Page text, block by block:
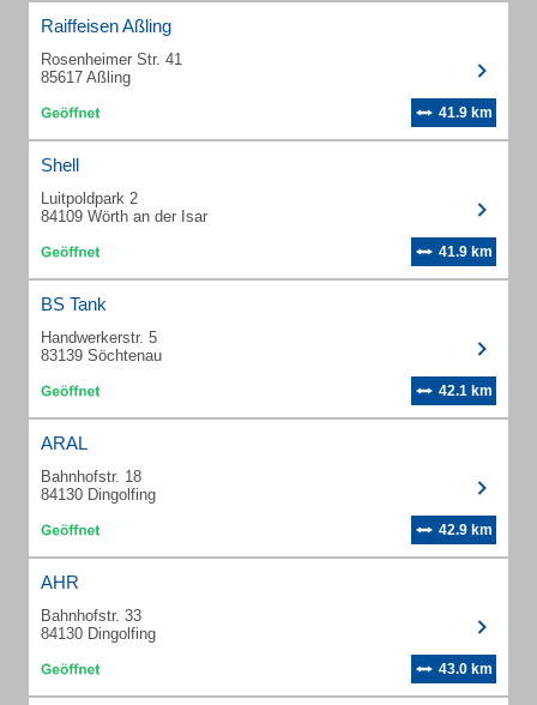
Raiffeisen Aßling
Rosenheimer Str. 41
85617 Aßling
41.9 km
Shell
Luitpoldpark 2
84109 Wörth an der Isar
41.9 km
BS Tank
Handwerkerstr. 5
83139 Söchtenau
42.1 km
ARAL
Bahnhofstr. 18
84130 Dingolfing
42.9 km
AHR
Bahnhofstr. 33
84130 Dingolfing
43.0 km